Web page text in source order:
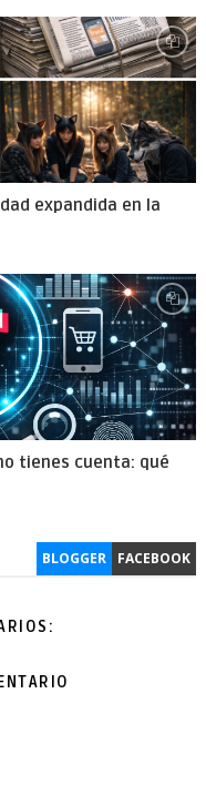
expandida en la
tienes cuenta: qué
BLOGGER FACEBOOK